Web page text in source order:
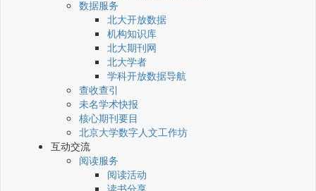
数据服务
北大开放数据
机构知识库
北大期刊网
北大学者
学科开放数据导航
查收查引
未名学术快报
核心期刊要目
北京大学数字人文工作坊
互动交流
阅读服务
阅读活动